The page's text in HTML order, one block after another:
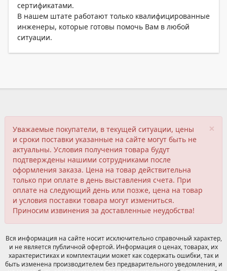
сертификатами.
В нашем штате работают только квалифицированные
инженеры, которые готовы помочь Вам в любой
ситуации.
×
Уважаемые покупатели, в текущей ситуации, цены
и сроки поставки указанные на сайте могут быть не
актуальны. Условия получения товара будут
подтверждены нашими сотрудниками после
оформления заказа. Цена на товар действительна
только при оплате в день выставления счета. При
оплате на следующий день или позже, цена на товар
и условия поставки товара могут измениться.
Приносим извинения за доставленные неудобства!
Вся информация на сайте носит исключительно справочный характер,
и не является публичной офертой. Информация о ценах, товарах, их
характеристиках и комплектации может как содержать ошибки, так и
быть изменена производителем без предварительного уведомления, и